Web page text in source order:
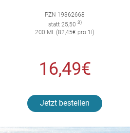
PZN 19362668
statt 25,50 3)
200 ML (82,45€ pro 1l)
16,49€
Jetzt bestellen